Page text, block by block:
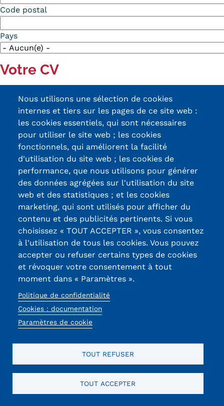
Code postal
Pays
Votre CV
1 seul fichier.
Limité à 2 Mo.
Types autorisés : pdf, gz, 7z, rar, zip.
CAPTCHA
Math question (5 + 0 =)
Trouvez la solution de ce problème mathématique
simple et saisissez le résultat. Par exemple, pour 1 + 3,
saisissez 4.
Cette question sert à vérifier si vous êtes un visiteur
humain ou non afin d'éviter les soumissions de pourriel
(spam) automatisées.
Contactez-nous au sujet de
cette formation
Votre nom
Votre téléphone
Nous utilisons une sélection de cookies
internes et tiers sur les pages de ce site web :
les cookies essentiels, qui sont nécessaires
pour utiliser le site web ; les cookies
fonctionnels, qui améliorent la facilité
d'utilisation du site web ; les cookies de
performance, que nous utilisons pour générer
des données agrégées sur l'utilisation du site
web et des statistiques ; et les cookies
marketing, qui sont utilisés pour afficher du
contenu et des publicités pertinents. Si vous
choisissez « TOUT ACCEPTER », vous consentez
à l'utilisation de tous les cookies. Vous pouvez
accepter ou refuser certains types de cookies
et révoquer votre consentement à tout
moment dans « Paramètres ».
Politique de confidentialité
Cookies : documentation
Paramètres de cookie
TOUT REFUSER
TOUT ACCEPTER